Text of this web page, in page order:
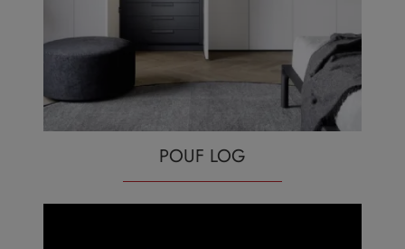
POUF LOG